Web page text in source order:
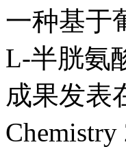
一种基于
L-半胱氨
成果发表